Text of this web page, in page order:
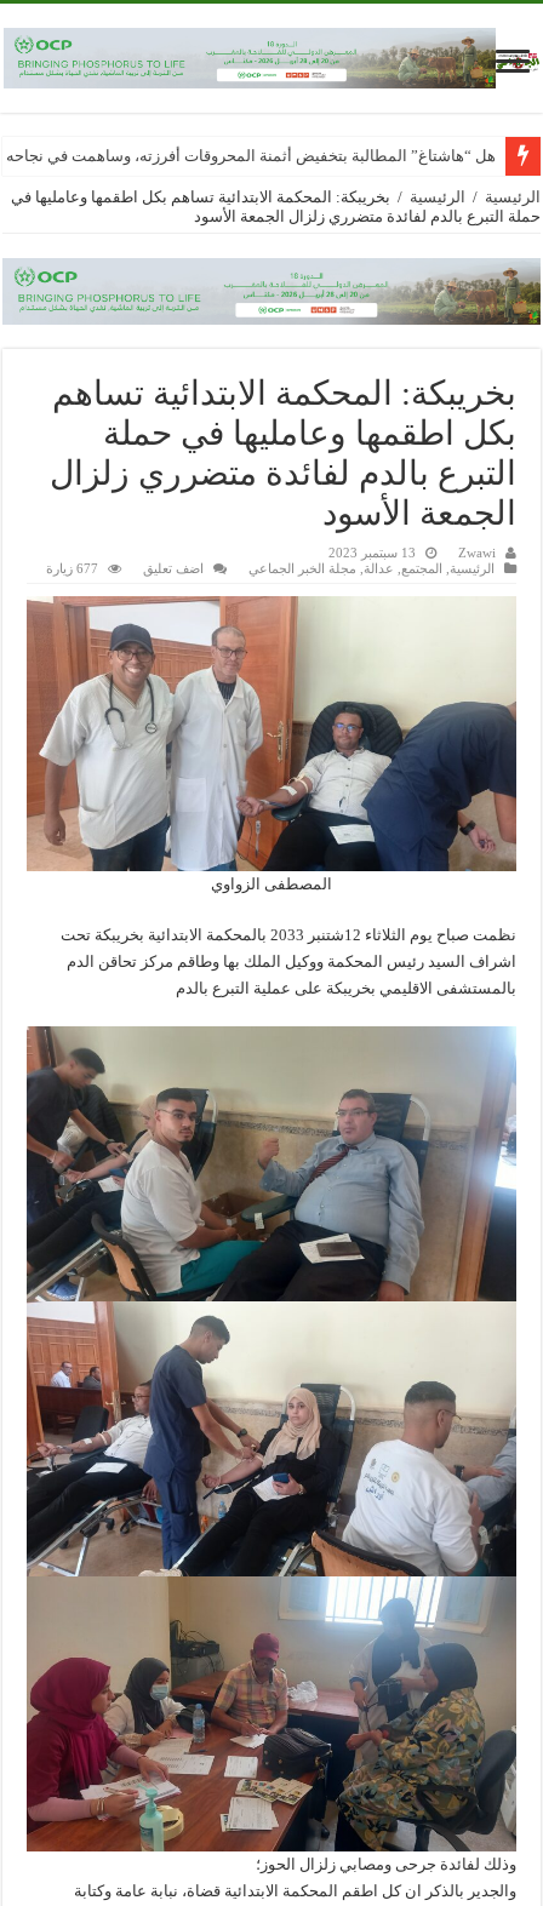
هل “هاشتاغ” المطالبة بتخفيض أثمنة المحروقات أفرزته، وساهمت في
الرئيسية / الرئيسية / بخريبكة: المحكمة الابتدائية تساهم بكل اطقمها وعامليها في
حملة التبرع بالدم لفائدة متضرري زلزال الجمعة الأسود
بخريبكة: المحكمة الابتدائية تساهم
بكل اطقمها وعامليها في حملة
التبرع بالدم لفائدة متضرري زلزال
الجمعة الأسود
Zwawi
13 سبتمبر 2023
الرئيسية
المجتمع عدالة مجلة الخبر الجماعي اضف تعليق 677 زيارة
المصطفى الزواوي
نظمت صباح يوم الثلاثاء 12شتنبر 2033 بالمحكمة الابتدائية بخريبكة تحت
اشراف السيد رئيس المحكمة ووكيل الملك بها وطاقم مركز تحاقن الدم
بالمستشفى الاقليمي بخريبكة على عملية التبرع بالدم
وذلك لفائدة جرحى ومصابي زلزال الحوز؛
والجدير بالذكر ان كل اطقم المحكمة الابتدائية قضاة، نبابة عامة وكتابة